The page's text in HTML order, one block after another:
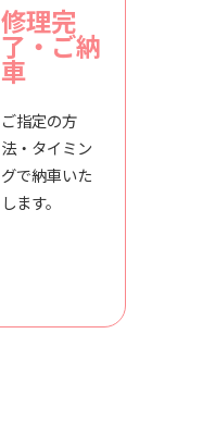
修理完
了・ご納
車
ご指定の方
法・タイミン
グで納車いた
します。